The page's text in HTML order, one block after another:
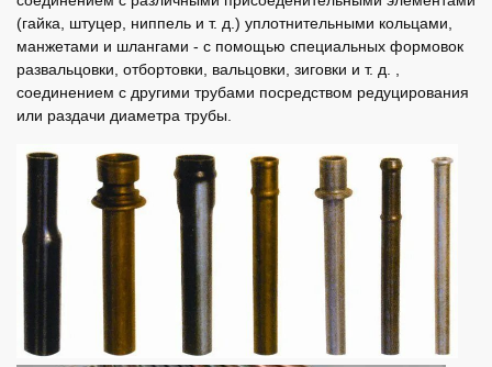
(гайка, штуцер, ниппель и т. д.) уплотнительными кольцами,
манжетами и шлангами - с помощью специальных формовок
развальцовки, отбортовки, вальцовки, зиговки и т. д. ,
соединением с другими трубами посредством редуцирования
или раздачи диаметра трубы.